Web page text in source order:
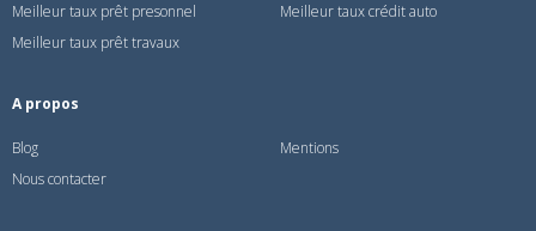
Meilleur taux prêt presonnel
Meilleur taux crédit auto
Meilleur taux prêt travaux
A propos
Blog
Mentions
Nous contacter